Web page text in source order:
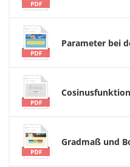
Parameter bei
Gradmaß und